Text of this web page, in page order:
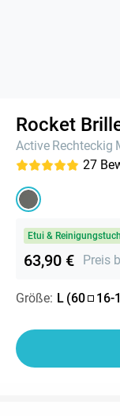
Rocket
Active Rechteckig
27
Etui &
63,90 € Preis
Größe: L (60 16-